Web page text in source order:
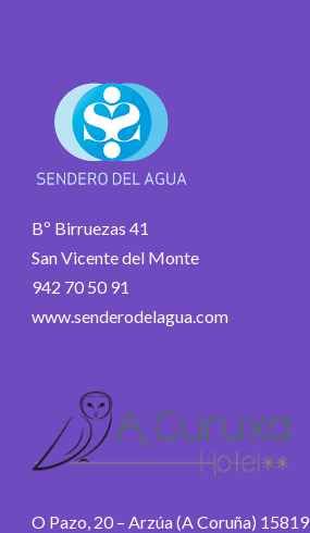
Bº Birruezas 41
San Vicente del Monte
942 70 50 91
www.senderodelagua.com
O Pazo, 20 – Arzúa (A Coruña) 15819